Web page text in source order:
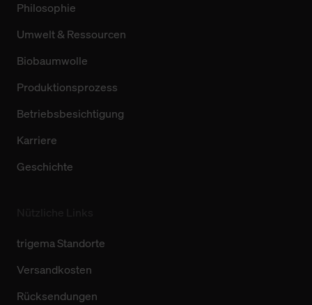
Philosophie
Umwelt & Ressourcen
Biobaumwolle
Produktionsprozess
Betriebsbesichtigung
Karriere
Geschichte
trigema Standorte
Versandkosten
Rücksendungen